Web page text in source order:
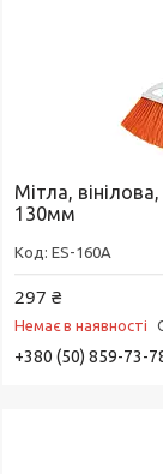
Мітла,
130мм
ES-160A
297 ₴
Немає в наявності
+380 (50) 859-73-